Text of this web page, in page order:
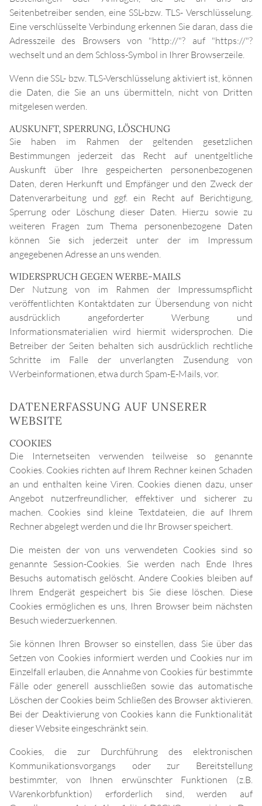
Seitenbetreiber senden, eine SSL-bzw. TLS- Verschlüsselung.
Eine verschlüsselte Verbindung erkennen Sie daran, dass die
Adresszeile des Browsers von "http://"? auf "https://"?
wechselt und an dem Schloss-Symbol in Ihrer Browserzeile.
Wenn die SSL- bzw. TLS-Verschlüsselung aktiviert ist, können
die Daten, die Sie an uns übermitteln, nicht von Dritten
mitgelesen werden.
AUSKUNFT, SPERRUNG, LÖSCHUNG
Sie haben im Rahmen der geltenden gesetzlichen
Bestimmungen jederzeit das Recht auf unentgeltliche
Auskunft über Ihre gespeicherten personenbezogenen
Daten, deren Herkunft und Empfänger und den Zweck der
Datenverarbeitung und ggf. ein Recht auf Berichtigung,
Sperrung oder Löschung dieser Daten. Hierzu sowie zu
weiteren Fragen zum Thema personenbezogene Daten
können Sie sich jederzeit unter der im Impressum
angegebenen Adresse an uns wenden.
WIDERSPRUCH GEGEN WERBE-MAILS
Der Nutzung von im Rahmen der Impressumspflicht
veröffentlichten Kontaktdaten zur Übersendung von nicht
ausdrücklich angeforderter Werbung und
Informationsmaterialien wird hiermit widersprochen. Die
Betreiber der Seiten behalten sich ausdrücklich rechtliche
Schritte im Falle der unverlangten Zusendung von
Werbeinformationen, etwa durch Spam-E-Mails, vor.
DATENERFASSUNG AUF UNSERER
WEBSITE
COOKIES
Die Internetseiten verwenden teilweise so genannte
Cookies. Cookies richten auf Ihrem Rechner keinen Schaden
an und enthalten keine Viren. Cookies dienen dazu, unser
Angebot nutzerfreundlicher, effektiver und sicherer zu
machen. Cookies sind kleine Textdateien, die auf Ihrem
Rechner abgelegt werden und die Ihr Browser speichert.
Die meisten der von uns verwendeten Cookies sind so
genannte Session-Cookies. Sie werden nach Ende Ihres
Besuchs automatisch gelöscht. Andere Cookies bleiben auf
Ihrem Endgerät gespeichert bis Sie diese löschen. Diese
Cookies ermöglichen es uns, Ihren Browser beim nächsten
Besuch wiederzuerkennen.
Sie können Ihren Browser so einstellen, dass Sie über das
Setzen von Cookies informiert werden und Cookies nur im
Einzelfall erlauben, die Annahme von Cookies für bestimmte
Fälle oder generell ausschließen sowie das automatische
Löschen der Cookies beim Schließen des Browser aktivieren.
Bei der Deaktivierung von Cookies kann die Funktionalität
dieser Website eingeschränkt sein.
Cookies, die zur Durchführung des elektronischen
Kommunikationsvorgangs oder zur Bereitstellung
bestimmter, von Ihnen erwünschter Funktionen (z.B.
Warenkorbfunktion) erforderlich sind, werden auf